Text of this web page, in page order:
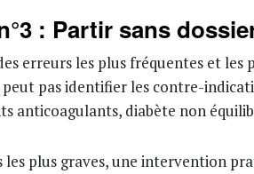
: Partir sans
erreurs les plus fréquentes et
pas identifier les contre-
anticoagulants, diabète non
les plus graves, une intervention